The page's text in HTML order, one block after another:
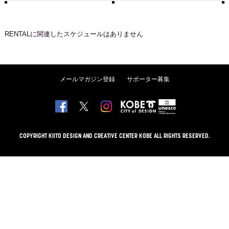
RENTAL に関連したスケジュールはありません
メールマガジン登録 サポーター募集
COPYRIGHT KIITO DESIGN AND CREATIVE CENTER KOBE ALL RIGHTS RESERVED.